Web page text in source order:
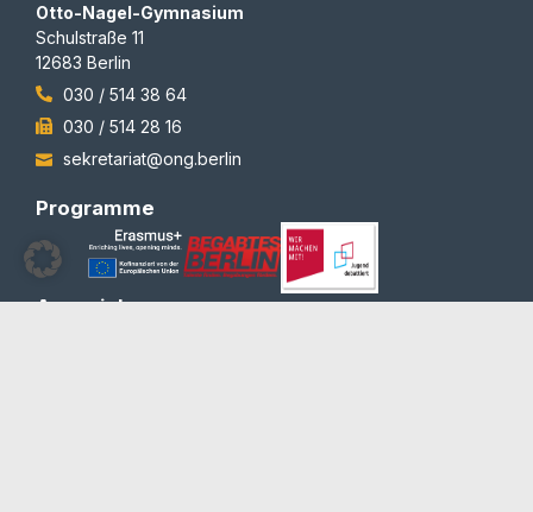
Otto-Nagel-Gymnasium
Schulstraße 11
12683 Berlin
030 / 514 38 64
030 / 514 28 16
sekretariat@ong.berlin
Programme
Auszeichnungen